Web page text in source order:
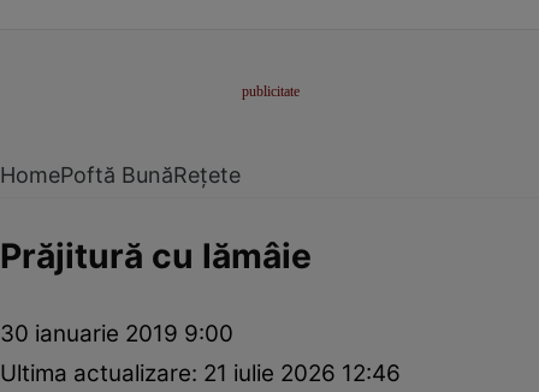
HomePoftă BunăRețete
Prăjitură cu lămâie
30 ianuarie 2019 9:00
Ultima actualizare: 21 iulie 2026 12:46